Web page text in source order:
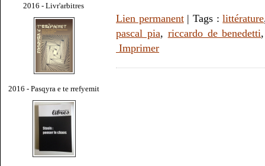
2016 - Livr'arbitres
2016 - Pasqyra e te rrefyemit
Lien permanent| Tags :littérature
pascal pia, riccardo de benedetti
Imprimer